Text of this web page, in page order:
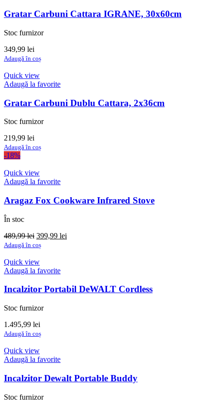
Gratar Carbuni Cattara IGRANE, 30x60cm
Stoc furnizor
349,99 lei
Adaugă în coș
Quick view
Adaugă la favorite
Gratar Carbuni Dublu Cattara, 2x36cm
Stoc furnizor
219,99 lei
Adaugă în coș
-18%
Quick view
Adaugă la favorite
Aragaz Fox Cookware Infrared Stove
În stoc
489,99lei Prețul
inițial
fost:
489,99 lei.
399,99 lei
Adaugă în coș
Quick view
Adaugă la favorite
Incalzitor Portabil DeWALT Cordless
Stoc furnizor
1.495,99 lei
Adaugă în coș
Quick view
Adaugă la favorite
Incalzitor Dewalt Portable Buddy
Stoc furnizor